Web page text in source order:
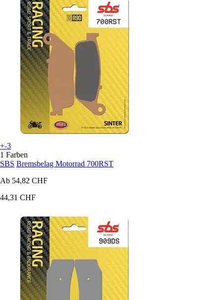
+-3
1 Farben
SBS Bremsbelag Motorrad 700RST
Ab 54,82 CHF
44,31 CHF